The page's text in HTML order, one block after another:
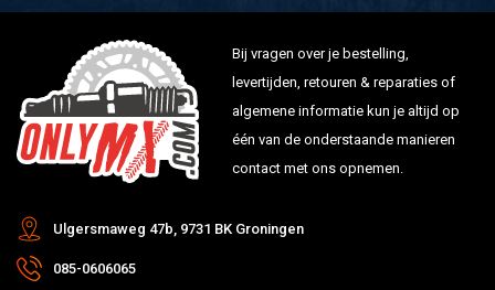
Bij vragen over je bestelling,
levertijden, retouren & reparaties of
algemene informatie kun je altijd op
één van de onderstaande manieren
contact met ons opnemen.
Ulgersmaweg 47b, 9731 BK Groningen
085-0606065